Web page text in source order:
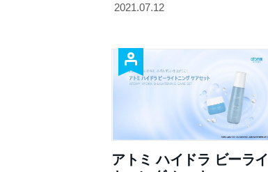
2021.07.12
アトミ ハイドラ ビーライ